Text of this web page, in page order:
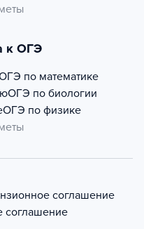
к ОГЭ
по математике
ОГЭ по биологии
ОГЭ по физике
соглашение
соглашение